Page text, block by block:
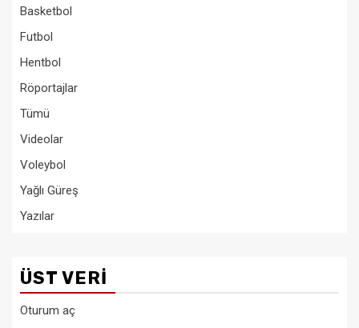
Basketbol
Futbol
Hentbol
Röportajlar
Tümü
Videolar
Voleybol
Yağlı Güreş
Yazılar
ÜST VERI
Oturum aç